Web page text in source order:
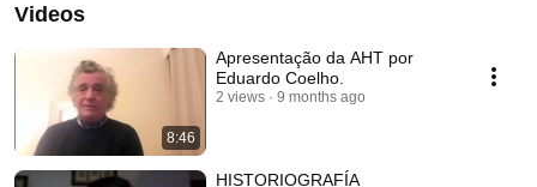
Videos
8:46
Apresentação da AHT por
Eduardo Coelho.
2 views 9 months ago
HISTORIOGRAFÍA